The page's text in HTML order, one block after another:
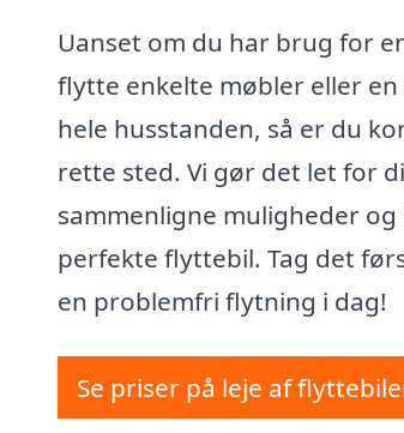
Uanset om du har brug for
flytte enkelte møbler eller
hele husstanden, så er du
rette sted. Vi gør det let for
sammenligne muligheder og
perfekte flyttebil. Tag det
en problemfri flytning i dag!
Se priser på leje af